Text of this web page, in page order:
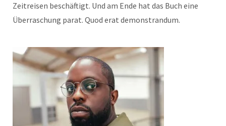
Zeitreisen beschäftigt. Und am Ende hat das Buch eine
Überraschung parat. Quod erat demonstrandum.